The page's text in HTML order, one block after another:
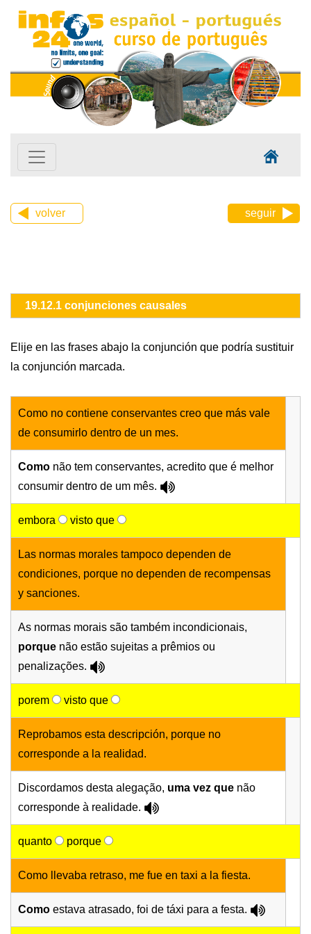
volver seguir
19.12.1 conjunciones causales
Elije en las frases abajo la conjunción que podría sustituir
la conjunción marcada.
Como no contiene conservantes creo que más vale
de consumirlo dentro de un mes.
Como não tem conservantes, acredito que é melhor
consumir dentro de um mês.
embora visto que
Las normas morales tampoco dependen de
condiciones, porque no dependen de recompensas
y sanciones.
As normas morais são também incondicionais,
porque não estão sujeitas a prêmios ou
penalizações.
porem visto que
Reprobamos esta descripción, porque no
corresponde a la realidad.
Discordamos desta alegação, uma vez que não
corresponde à realidade.
quanto porque
Como llevaba retraso, me fue en taxi a la fiesta.
Como estava atrasado, foi de táxi para a festa.